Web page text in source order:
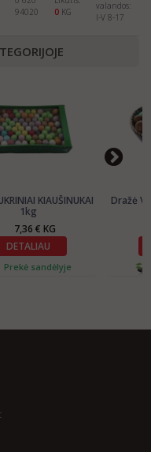
94020
0 KG
valandos:
I-V 8-17
KIAUŠINUKAI
1kg
7,36 € KG
DETALIAU
Prekė sandėlyje
Dražė